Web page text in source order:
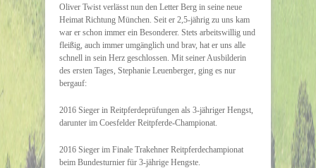
Oliver Twist verlässt nun den Letter Berg in seine neue
Heimat Richtung München. Seit er 2,5-jährig zu uns kam
war er schon immer ein Besonderer. Stets arbeitswillig und
fleißig, auch immer umgänglich und brav, hat er uns alle
schnell in sein Herz geschlossen. Mit seiner Ausbilderin
des ersten Tages, Stephanie Leuenberger, ging es nur
bergauf:
2016 Sieger in Reitpferdeprüfungen als 3-jähriger Hengst,
darunter im Coesfelder Reitpferde-Championat.
2016 Sieger im Finale Trakehner Reitpferdechampionat
beim Bundesturnier für 3-jährige Hengste.